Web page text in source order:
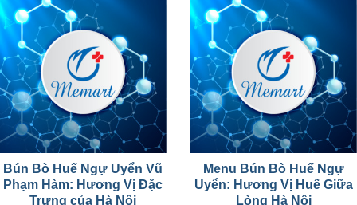
Bún Bò Huế Ngự Uyển Vũ
Phạm Hàm: Hương Vị Đặc
Trưng của Hà Nội
Menu Bún Bò Huế Ngự
Uyển: Hương Vị Huế Giữa
Lòng Hà Nội